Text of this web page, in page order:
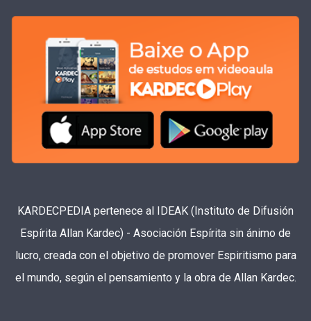
KARDECPEDIA pertenece al IDEAK (Instituto de Difusión
Espírita Allan Kardec) - Asociación Espírita sin ánimo de
lucro, creada con el objetivo de promover Espiritismo para
el mundo, según el pensamiento y la obra de Allan Kardec.